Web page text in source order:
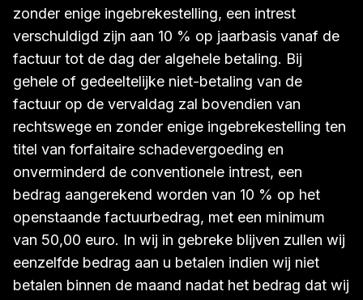
zonder enige ingebrekestelling, een intrest
verschuldigd zijn aan 10 % op jaarbasis vanaf de
factuur tot de dag der algehele betaling. Bij
gehele of gedeeltelijke niet-betaling van de
factuur op de vervaldag zal bovendien van
rechtswege en zonder enige ingebrekestelling ten
titel van forfaitaire schadevergoeding en
onverminderd de conventionele intrest, een
bedrag aangerekend worden van 10 % op het
openstaande factuurbedrag, met een minimum
van 50,00 euro. In wij in gebreke blijven zullen wij
eenzelfde bedrag aan u betalen indien wij niet
betalen binnen de maand nadat het bedrag dat wij